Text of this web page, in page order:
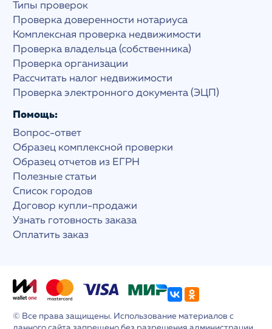
Типы проверок
Проверка доверенности нотариуса
Комплексная проверка недвижимости
Проверка владельца (собственника)
Проверка организации
Рассчитать налог недвижимости
Проверка электронного документа (ЭЦП)
Помощь:
Вопрос-ответ
Образец комплексной проверки
Образец отчетов из ЕГРН
Полезные статьи
Список городов
Договор купли-продажи
Узнать готовность заказа
Оплатить заказ
© Все права защищены. Использование материалов с